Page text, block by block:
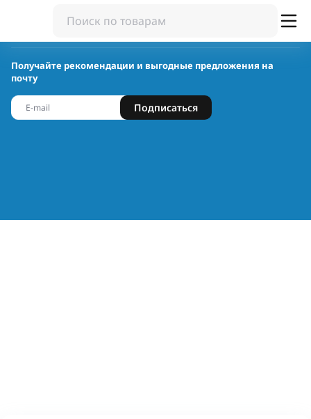
Получайте рекомендации и выгодные предложения на
почту
Подписаться